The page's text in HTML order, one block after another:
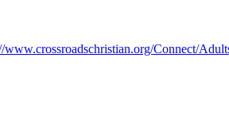
www.crossroadschristian.org/Connect/